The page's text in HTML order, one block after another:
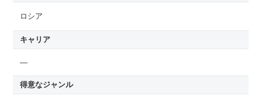
ロシア
キャリア
—
得意なジャンル